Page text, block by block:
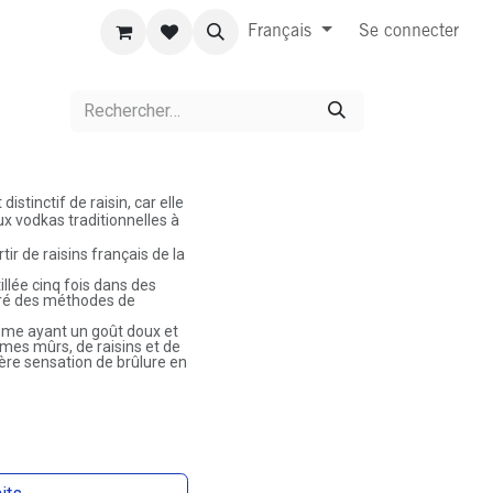
Français Se connecter
de raisin, car elle
vodkas traditionnelles à
de raisins français de la
cinq fois dans des
des méthodes de
ayant un goût doux et
mûrs, de raisins et de
sensation de brûlure en